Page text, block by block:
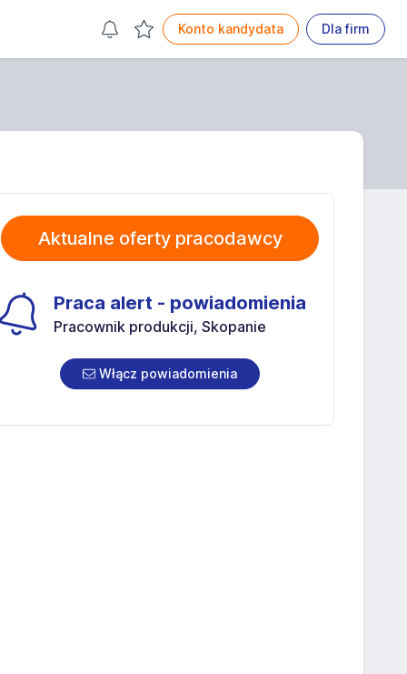
Konto kandydata Dla firm
Aktualne oferty pracodawcy
Praca alert - powiadomienia
Pracownik produkcji, Skopanie
Włącz powiadomienia